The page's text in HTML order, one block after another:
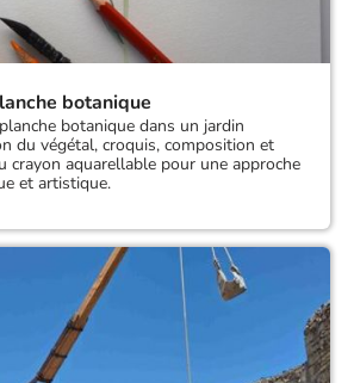
botanique
botanique dans un jardin
du végétal, croquis, composition et
crayon aquarellable pour une approche
et artistique.